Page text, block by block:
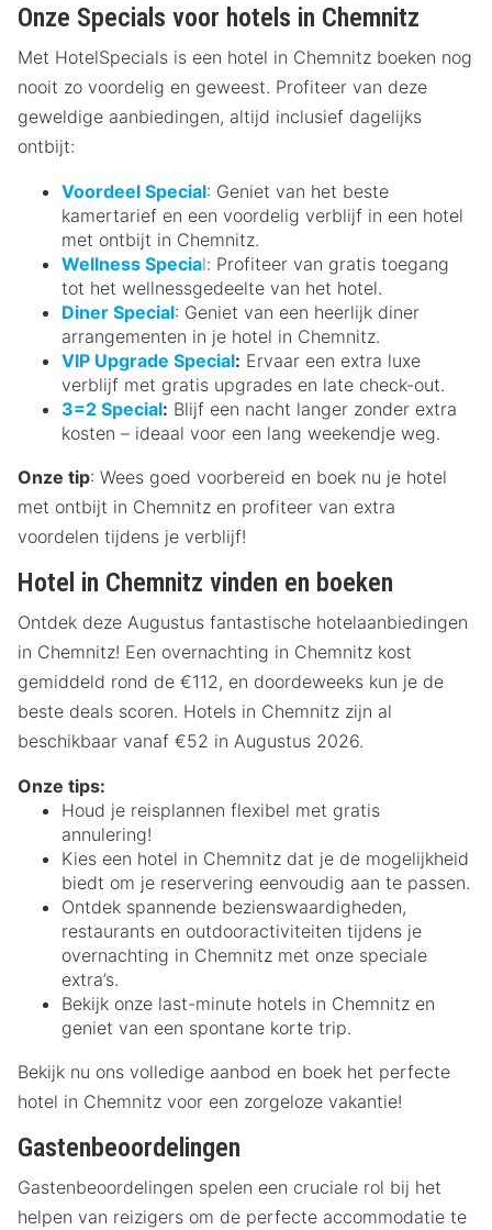
Onze Specials voor hotels in Chemnitz
Met HotelSpecials is een hotel in Chemnitz boeken nog
nooit zo voordelig en geweest. Profiteer van deze
geweldige aanbiedingen, altijd inclusief dagelijks
ontbijt:
Voordeel Special: Geniet van het beste
kamertarief en een voordelig verblijf in een hotel
met ontbijt in Chemnitz.
Wellness Special: Profiteer van gratis toegang
tot het wellnessgedeelte van het hotel.
Diner Special: Geniet van een heerlijk diner
arrangementen in je hotel in Chemnitz.
VIP Upgrade Special: Ervaar een extra luxe
verblijf met gratis upgrades en late check-out.
3=2 Special: Blijf een nacht langer zonder extra
kosten – ideaal voor een lang weekendje weg.
Onze tip: Wees goed voorbereid en boek nu je hotel
met ontbijt in Chemnitz en profiteer van extra
voordelen tijdens je verblijf!
Hotel in Chemnitz vinden en boeken
Ontdek deze Augustus fantastische hotelaanbiedingen
in Chemnitz! Een overnachting in Chemnitz kost
gemiddeld rond de €112, en doordeweeks kun je de
beste deals scoren. Hotels in Chemnitz zijn al
beschikbaar vanaf €52 in Augustus 2026.
Onze tips:
Houd je reisplannen flexibel met gratis
annulering!
Kies een hotel in Chemnitz dat je de mogelijkheid
biedt om je reservering eenvoudig aan te passen.
Ontdek spannende bezienswaardigheden,
restaurants en outdooractiviteiten tijdens je
overnachting in Chemnitz met onze speciale
extra’s.
Bekijk onze last-minute hotels in Chemnitz en
geniet van een spontane korte trip.
Bekijk nu ons volledige aanbod en boek het perfecte
hotel in Chemnitz voor een zorgeloze vakantie!
Gastenbeoordelingen
Gastenbeoordelingen spelen een cruciale rol bij het
helpen van reizigers om de perfecte accommodatie te